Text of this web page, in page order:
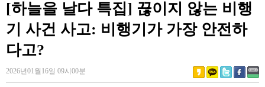
[하늘을 날다 특집] 끊이지 않는 비행
기 사건 사고: 비행기가 가장 안전하
다고?
2026년01월16일 09시00분